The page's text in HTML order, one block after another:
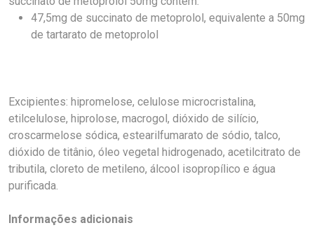
47,5mg de succinato de metoprolol, equivalente a 50mg
de tartarato de metoprolol
Excipientes: hipromelose, celulose microcristalina,
etilcelulose, hiprolose, macrogol, dióxido de silício,
croscarmelose sódica, estearilfumarato de sódio, talco,
dióxido de titânio, óleo vegetal hidrogenado, acetilcitrato de
tributila, cloreto de metileno, álcool isopropílico e água
purificada.
Informações adicionais